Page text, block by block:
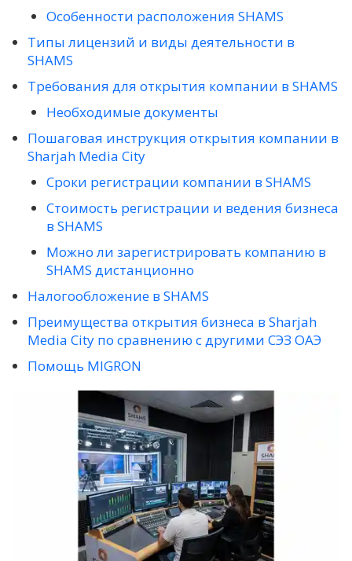
Особенности расположения SHAMS
Типы лицензий и виды деятельности в
SHAMS
Требования для открытия компании в SHAMS
Необходимые документы
Пошаговая инструкция открытия компании в
Sharjah Media City
Сроки регистрации компании в SHAMS
Стоимость регистрации и ведения бизнеса
в SHAMS
Можно ли зарегистрировать компанию в
SHAMS дистанционно
Налогообложение в SHAMS
Преимущества открытия бизнеса в Sharjah
Media City по сравнению с другими СЭЗ ОАЭ
Помощь MIGRON